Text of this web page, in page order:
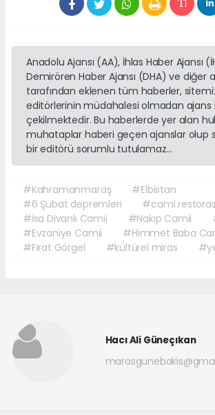
Anadolu Ajansı (AA), İhlas Haber Ajansı
Demirören Haber Ajansı (DHA) ve diğer
tarafından eklenen tüm haberler,
editörlerinin müdahalesi olmadan ajans
çekilmektedir. Bu haberlerde yer alan
muhataplar haberi geçen ajanslar olup
bir editörü sorumlu tutulamaz...
#Kahramanmaraş
#Elbistan
#6 Şubat depremleri
#cami
#İsa Divanlı Camii
#Nakıp Camii
#Evzaniye Camii
#Himmet Baba
#Fırat Görgel
#kültürel miras
Hacı Ali Güneçıkan